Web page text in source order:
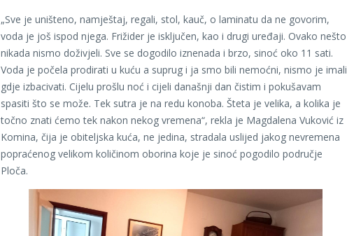
„Sve je uništeno, namještaj, regali, stol, kauč, o laminatu da ne govorim,
voda je još ispod njega. Frižider je isključen, kao i drugi uređaji. Ovako nešto
nikada nismo doživjeli. Sve se dogodilo iznenada i brzo, sinoć oko 11 sati.
Voda je počela prodirati u kuću a suprug i ja smo bili nemoćni, nismo je imali
gdje izbacivati. Cijelu prošlu noć i cijeli današnji dan čistim i pokušavam
spasiti što se može. Tek sutra je na redu konoba. Šteta je velika, a kolika je
točno znati ćemo tek nakon nekog vremena“, rekla je Magdalena Vuković iz
Komina, čija je obiteljska kuća, ne jedina, stradala uslijed jakog nevremena
popraćenog velikom količinom oborina koje je sinoć pogodilo područje
Ploča.